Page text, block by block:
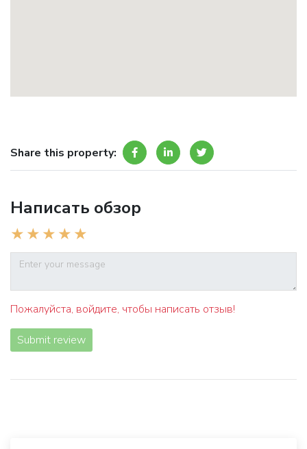
Share this property:
Написать обзор
Пожалуйста, войдите, чтобы написать отзыв!
Submit review